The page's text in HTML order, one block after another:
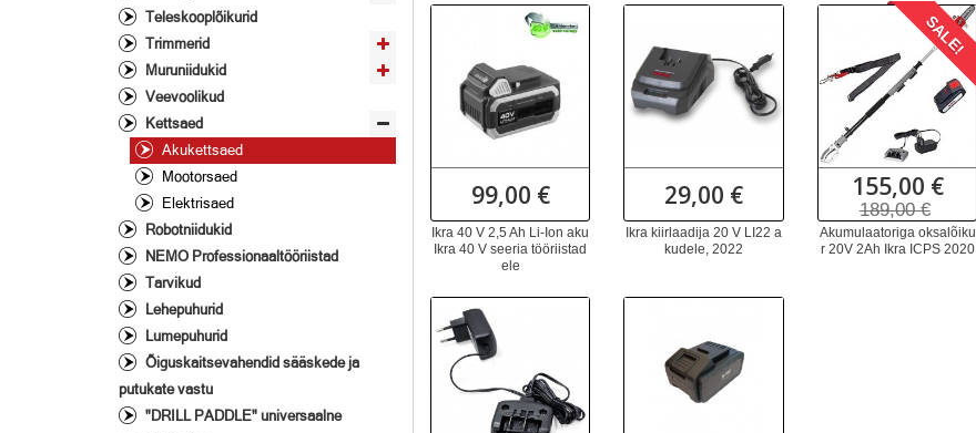
Teleskooplõikurid
Trimmerid
Muruniidukid
Veevoolikud
Kettsaed
Akukettsaed
Mootorsaed
Elektrisaed
Robotniidukid
NEMO Professionaaltööriistad
Tarvikud
Lehepuhurid
Lumepuhurid
Õiguskaitsevahendid sääskede ja
putukate vastu
"DRILL PADDLE" universaalne
99,00 €
Ikra 40 V 2,5 Ah Li-Ion aku
Ikra 40 V seeria tööriistad
ele
29,00 €
Ikra kiirlaadija 20 V LI22 a
kudele, 2022
155,00 €
189,00 €
SALE!
Akumulaatoriga oksalõiku
r 20V 2Ah Ikra ICPS 2020